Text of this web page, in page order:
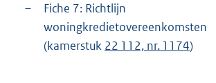
–
Fiche 7: Richtlijn
woningkredietovereenkomsten
(kamerstuk 22 112, nr. 1174)